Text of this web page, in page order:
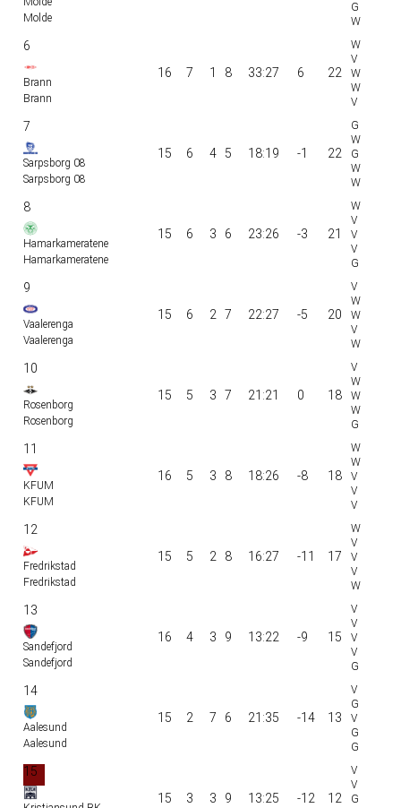
Molde
6
Brann
Brann
16 7 1 8 33:27 6 22
7
Sarpsborg 08
Sarpsborg 08
15 6 4 5 18:19 -1 22
8
Hamarkameratene
Hamarkameratene
15 6 3 6 23:26 -3 21
9
Vaalerenga
Vaalerenga
15 6 2 7 22:27 -5 20
10
Rosenborg
Rosenborg
15 5 3 7 21:21 0 18
11
KFUM
KFUM
16 5 3 8 18:26 -8 18
12
Fredrikstad
Fredrikstad
15 5 2 8 16:27 -11 17
13
Sandefjord
Sandefjord
16 4 3 9 13:22 -9 15
14
Aalesund
Aalesund
15 2 7 6 21:35 -14 13
15
15 3 3 9 13:25 -12 12